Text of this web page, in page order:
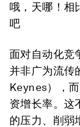
哦，天哪！相
吧
面对自动化竞
并非广为流
Keynes），
资增长率。这
的压力、削弱